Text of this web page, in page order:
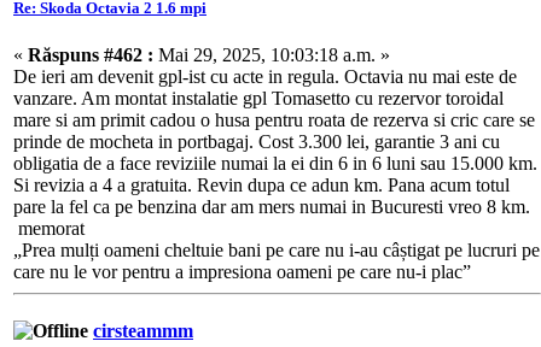
Re: Skoda Octavia 2 1.6 mpi
« Răspuns #462 : Mai 29, 2025, 10:03:18 a.m. »
De ieri am devenit gpl-ist cu acte in regula. Octavia nu mai este de
vanzare. Am montat instalatie gpl Tomasetto cu rezervor toroidal
mare si am primit cadou o husa pentru roata de rezerva si cric care se
prinde de mocheta in portbagaj. Cost 3.300 lei, garantie 3 ani cu
obligatia de a face reviziile numai la ei din 6 in 6 luni sau 15.000 km.
Si revizia a 4 a gratuita. Revin dupa ce adun km. Pana acum totul
pare la fel ca pe benzina dar am mers numai in Bucuresti vreo 8 km.
memorat
„Prea mulți oameni cheltuie bani pe care nu i-au câștigat pe lucruri pe
care nu le vor pentru a impresiona oameni pe care nu-i plac”
cirsteammm